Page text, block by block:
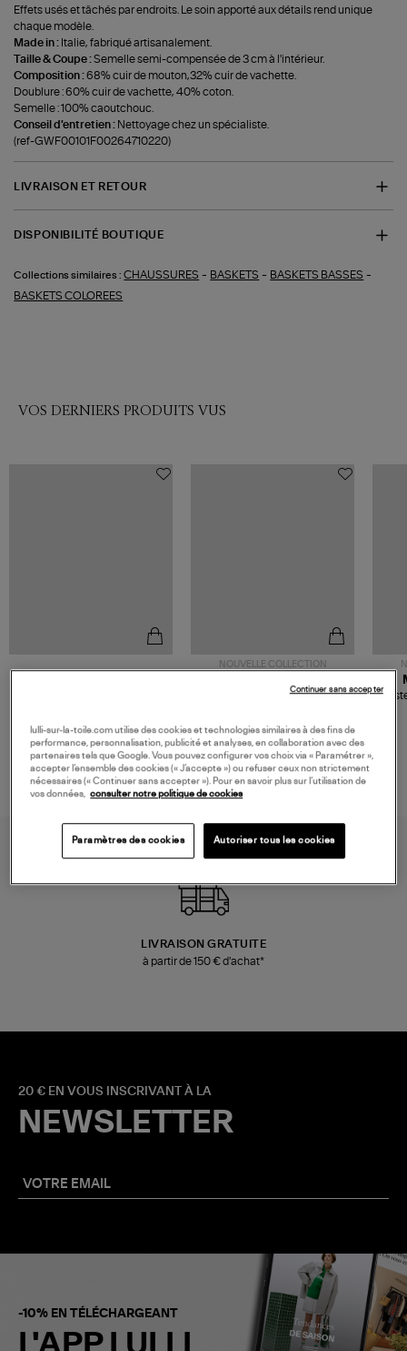
Effets usés et tâchés par endroits. Le soin apporté aux détails rend unique
chaque modèle.
Made in : Italie, fabriqué artisanalement.
Taille & Coupe :Semelle semi-compensée de 3 cm à l'intérieur.
Composition :68% cuir de mouton,32% cuir de vachette.
Doublure : 60% cuir de vachette, 40% coton.
Semelle : 100% caoutchouc.
Conseil d'entretien : Nettoyage chez un spécialiste.
(ref-GWF00101F00264710220)
LIVRAISON ET RETOUR
DISPONIBILITÉ BOUTIQUE
Collections similaires : CHAUSSURES - BASKETS - BASKETS BASSES -
BASKETS COLOREES
VOS DERNIERS PRODUITS VUS
NOUVELLE COLLECTION
Mocassins Killian Sport
LIVRAISON GRATUITE
à partir de 150 € d'achat*
20 € EN VOUS INSCRIVANT À LA
NEWSLETTER
-10% EN TÉLÉCHARGEANT
lulli-sur-la-toile.com utilise des cookies et technologies similaires à des fins de
performance, personnalisation, publicité et analyses, en collaboration avec des
partenaires tels que Google. Vous pouvez configurer vos choix via « Paramétrer »,
accepter l’ensemble des cookies (« J’accepte ») ou refuser ceux non strictement
nécessaires (« Continuer sans accepter »). Pour en savoir plus sur l’utilisation de
vos données, consulter notre politique de cookies
Paramètres des cookies Autoriser tous les cookies
Continuer sans accepter